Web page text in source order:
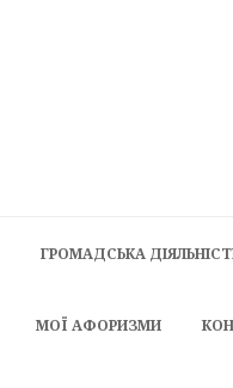
ГРОМАДСЬКА
МОЇ АФОРИЗМИ